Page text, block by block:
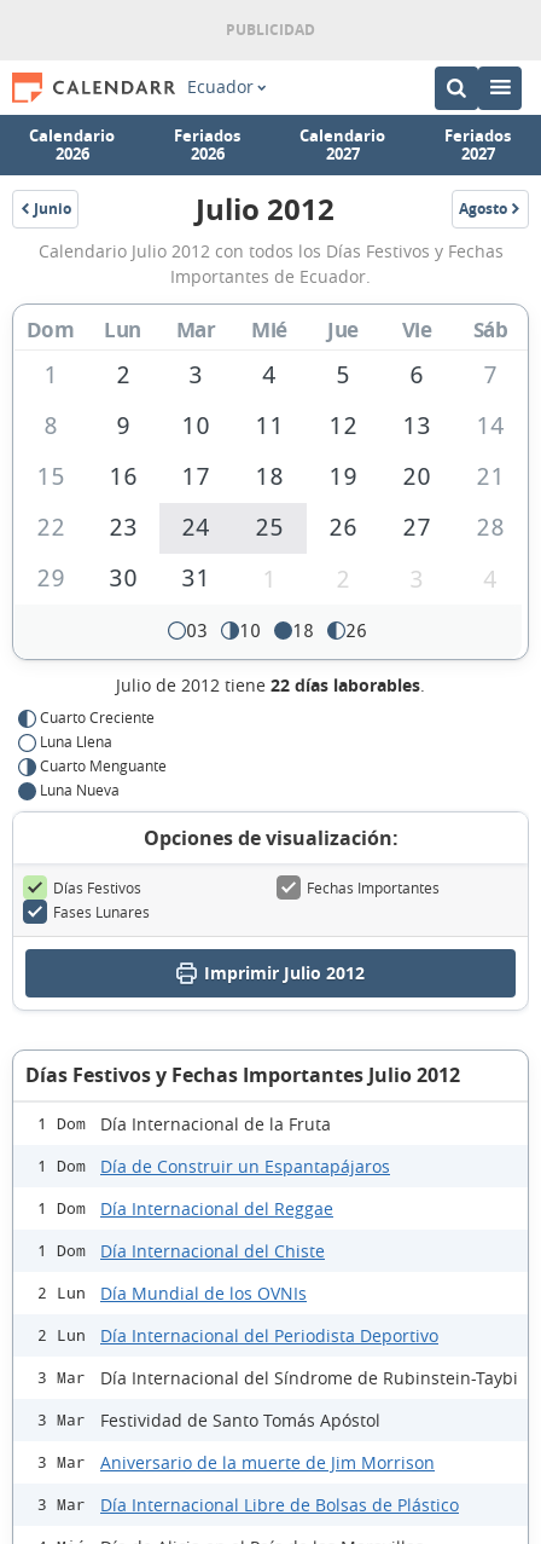
Ecuador
Calendario
2026
Feriados
2026
Calendario
2027
Feriados
2027
Junio
2012
Calendario
Julio
2012
de
Ecuador
Julio 2012 Agosto
2012
Calendario Julio 2012 con todos los Días Festivos y Fechas
Importantes de Ecuador.
Dom Lun Mar Mié Jue Vie Sáb
1 2 3 4 5 6
7
8
9 10 11 12 13
14
15
16 17 18 19 20
21
22
23 24 25 26 27
28
29
30 31 1 2 3 4
03 10 18 26
Julio de 2012 tiene 22 días laborables.
Cuarto Creciente
Luna Llena
Cuarto Menguante
Luna Nueva
Opciones de visualización:
Días Festivos
Fechas Importantes
Fases Lunares
Imprimir Julio 2012
Días Festivos y Fechas Importantes Julio 2012
1 Dom Día Internacional de la Fruta
1 Dom Día de Construir un Espantapájaros
1 Dom Día Internacional del Reggae
1 Dom Día Internacional del Chiste
2 Lun Día Mundial de los OVNIs
2 Lun Día Internacional del Periodista Deportivo
3 Mar Día Internacional del Síndrome de Rubinstein-Taybi
3 Mar Festividad de Santo Tomás Apóstol
3 Mar Aniversario de la muerte de Jim Morrison
3 Mar Día Internacional Libre de Bolsas de Plástico